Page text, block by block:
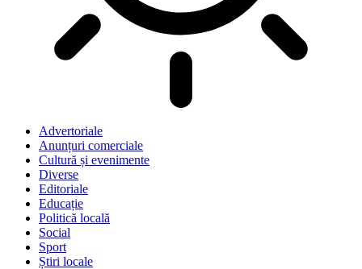
Advertoriale
Anunțuri comerciale
Cultură și evenimente
Diverse
Editoriale
Educație
Politică locală
Social
Sport
Știri locale